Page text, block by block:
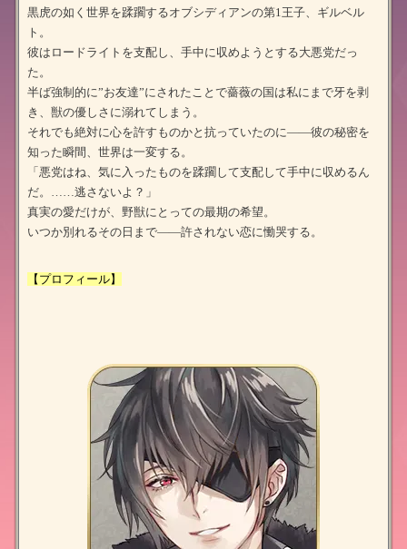
黒虎の如く世界を蹂躙するオブシディアンの第1王子、ギルベル
ト。
彼はロードライトを支配し、手中に収めようとする大悪党だっ
た。
半ば強制的に”お友達”にされたことで薔薇の国は私にまで牙を剥
き、獣の優しさに溺れてしまう。
それでも絶対に心を許すものかと抗っていたのに――彼の秘密を
知った瞬間、世界は一変する。
「悪党はね、気に入ったものを蹂躙して支配して手中に収めるん
だ。……逃さないよ？」
真実の愛だけが、野獣にとっての最期の希望。
いつか別れるその日まで――許されない恋に慟哭する。
【プロフィール】